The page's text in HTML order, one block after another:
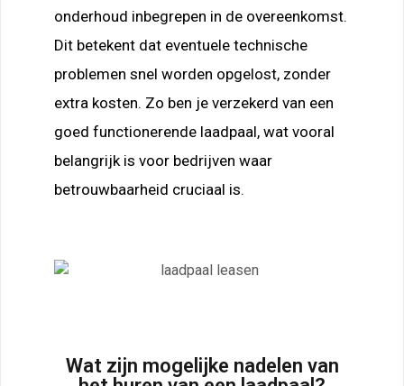
onderhoud inbegrepen in de overeenkomst.
Dit betekent dat eventuele technische
problemen snel worden opgelost, zonder
extra kosten. Zo ben je verzekerd van een
goed functionerende laadpaal, wat vooral
belangrijk is voor bedrijven waar
betrouwbaarheid cruciaal is.
Wat zijn mogelijke nadelen van